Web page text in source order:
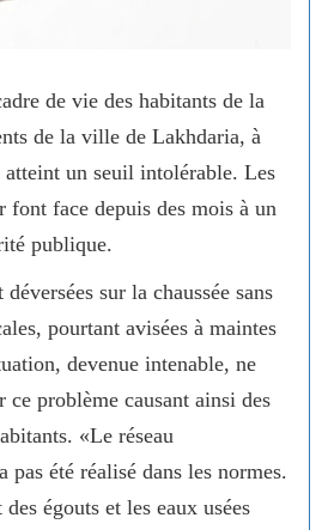
de vie des habitants de la
de la ville de Lakhdaria, à
atteint un seuil intolérable. Les
font face depuis des mois à un
publique.
sur la chaussée sans
pourtant avisées à maintes
devenue intenable, ne
ce problème causant ainsi des
«Le réseau
pas été réalisé dans les normes.
égouts et les eaux usées